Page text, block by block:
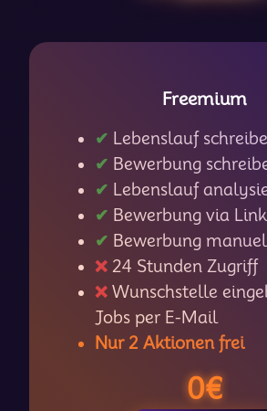
Freemium
✔ Lebenslauf
✔ Bewerbung
✔ Lebenslauf
✔ Bewerbung via
✔ Bewerbung
❌ 24 Stunden Zugriff
❌ Wunschstelle
Jobs per E-Mail
Nur 2 Aktionen frei
0€